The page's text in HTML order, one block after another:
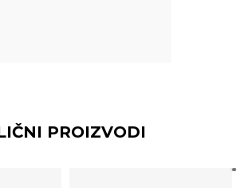
PROIZVODI